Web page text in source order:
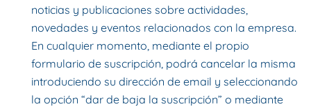
noticias y publicaciones sobre actividades,
novedades y eventos relacionados con la empresa.
En cualquier momento, mediante el propio
formulario de suscripción, podrá cancelar la misma
introduciendo su dirección de email y seleccionando
la opción “dar de baja la suscripción” o mediante